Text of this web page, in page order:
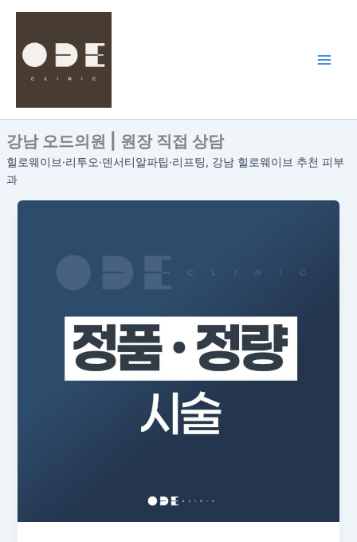
뛰
기강남 오드의원 | 원장 직접 상담
힐로웨이브·리투오·덴서티알파팁·리프팅, 강남 힐로웨이브 추천 피부
과